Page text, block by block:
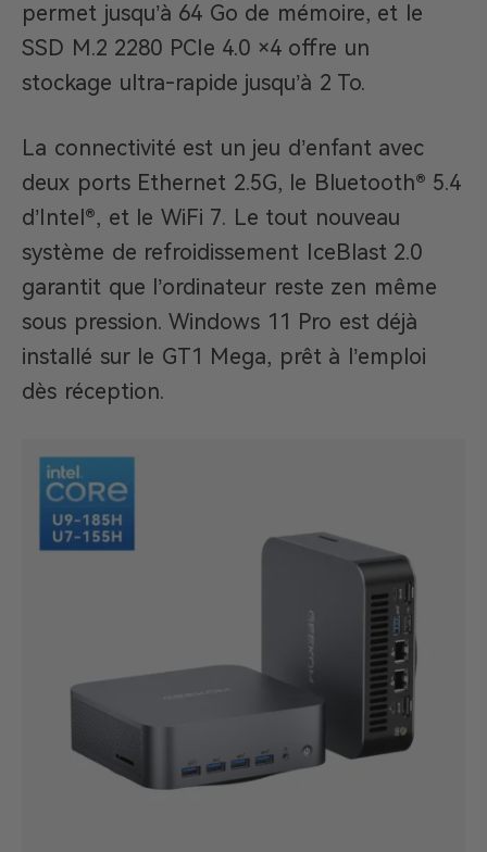
permet jusqu’à 64 Go de mémoire, et le
SSD M.2 2280 PCIe 4.0 ×4 offre un
stockage ultra-rapide jusqu’à 2 To.
La connectivité est un jeu d’enfant avec
deux ports Ethernet 2.5G, le Bluetooth® 5.4
d’Intel®, et le WiFi 7. Le tout nouveau
système de refroidissement IceBlast 2.0
garantit que l’ordinateur reste zen même
sous pression. Windows 11 Pro est déjà
installé sur le GT1 Mega, prêt à l’emploi
dès réception.